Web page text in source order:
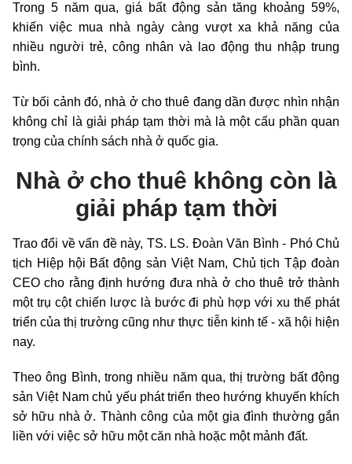
Trong 5 năm qua, giá bất động sản tăng khoảng 59%,
khiến việc mua nhà ngày càng vượt xa khả năng của
nhiều người trẻ, công nhân và lao động thu nhập trung
bình.
Từ bối cảnh đó, nhà ở cho thuê đang dần được nhìn nhận
không chỉ là giải pháp tạm thời mà là một cấu phần quan
trọng của chính sách nhà ở quốc gia.
Nhà ở cho thuê không còn là
giải pháp tạm thời
Trao đổi về vấn đề này, TS. LS. Đoàn Văn Bình - Phó Chủ
tịch Hiệp hội Bất động sản Việt Nam, Chủ tịch Tập đoàn
CEO cho rằng định hướng đưa nhà ở cho thuê trở thành
một trụ cột chiến lược là bước đi phù hợp với xu thế phát
triển của thị trường cũng như thực tiễn kinh tế - xã hội hiện
nay.
Theo ông Bình, trong nhiều năm qua, thị trường bất động
sản Việt Nam chủ yếu phát triển theo hướng khuyến khích
sở hữu nhà ở. Thành công của một gia đình thường gắn
liền với việc sở hữu một căn nhà hoặc một mảnh đất.